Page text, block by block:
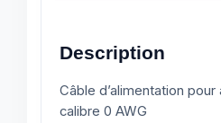
Description
Câble d’alimentation
calibre 0 AWG